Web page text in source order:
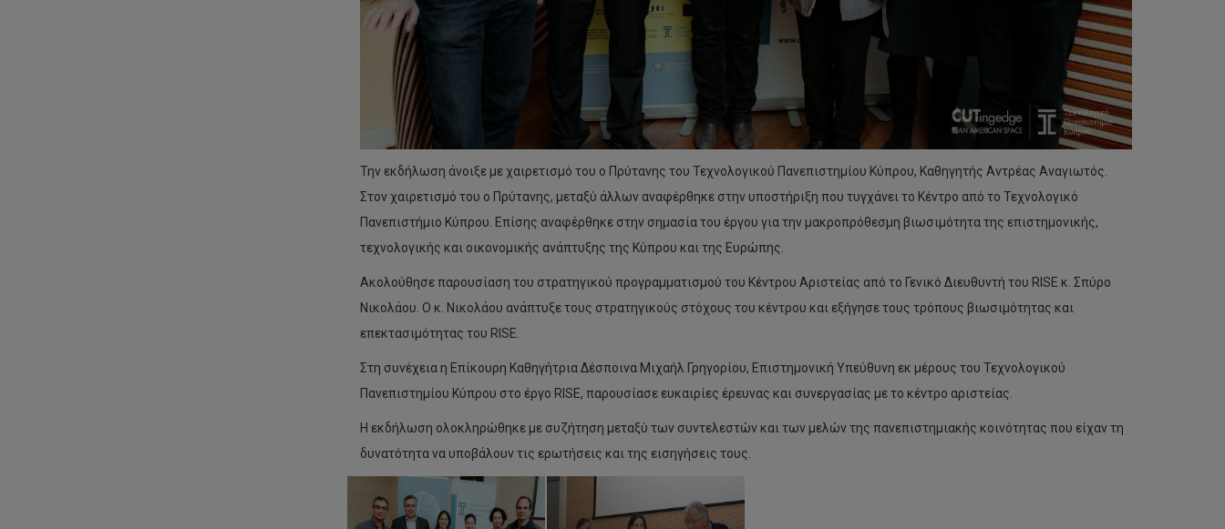
Την εκδήλωση άνοιξε με χαιρετισμό του ο Πρύτανης του Τεχνολογικού Πανεπιστημίου Κύπρου, Καθηγητής Αντρέας Αναγιωτός.
Στον χαιρετισμό του ο Πρύτανης, μεταξύ άλλων αναφέρθηκε στην υποστήριξη που τυγχάνει το Κέντρο από το Τεχνολογικό
Πανεπιστήμιο Κύπρου. Επίσης αναφέρθηκε στην σημασία του έργου για την μακροπρόθεσμη βιωσιμότητα της επιστημονικής,
τεχνολογικής και οικονομικής ανάπτυξης της Κύπρου και της Ευρώπης.
Ακολούθησε παρουσίαση του στρατηγικού προγραμματισμού του Κέντρου Αριστείας από το Γενικό Διευθυντή του RISE κ. Σπύρο
Νικολάου. Ο κ. Νικολάου ανάπτυξε τους στρατηγικούς στόχους του κέντρου και εξήγησε τους τρόπους βιωσιμότητας και
επεκτασιμότητας του RISE.
Στη συνέχεια η Επίκουρη Καθηγήτρια Δέσποινα Μιχαήλ Γρηγορίου, Επιστημονική Υπεύθυνη εκ μέρους του Τεχνολογικού
Πανεπιστημίου Κύπρου στο έργο RISE, παρουσίασε ευκαιρίες έρευνας και συνεργασίας με το κέντρο αριστείας.
Η εκδήλωση ολοκληρώθηκε με συζήτηση μεταξύ των συντελεστών και των μελών της πανεπιστημιακής κοινότητας που είχαν τη
δυνατότητα να υποβάλουν τις ερωτήσεις και της εισηγήσεις τους.